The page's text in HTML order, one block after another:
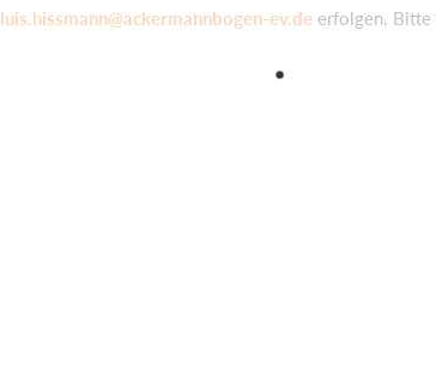
luis.hissmann@ackermannbogen-ev.de erfolgen. Bitte